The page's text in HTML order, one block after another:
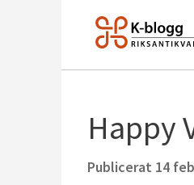
Happy
Publicerat 14